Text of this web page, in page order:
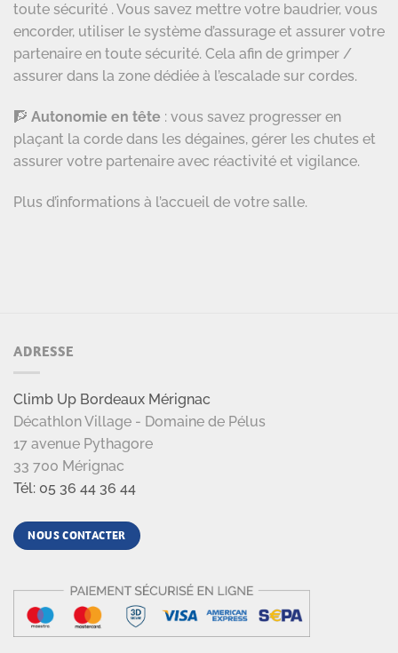
toute sécurité . Vous savez mettre votre baudrier, vous
encorder, utiliser le système d’assurage et assurer votre
partenaire en toute sécurité. Cela afin de grimper /
assurer dans la zone dédiée à l’escalade sur cordes.
🧗 Autonomie en tête : vous savez progresser en
plaçant la corde dans les dégaines, gérer les chutes et
assurer votre partenaire avec réactivité et vigilance.
Plus d’informations à l’accueil de votre salle.
ADRESSE
Climb Up Bordeaux Mérignac
Décathlon Village - Domaine de Pélus
17 avenue Pythagore
33 700 Mérignac
Tél: 05 36 44 36 44
NOUS CONTACTER